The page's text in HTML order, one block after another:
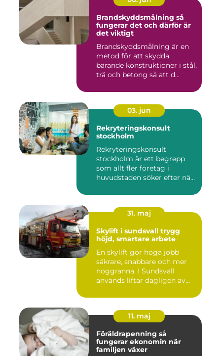
Brandskyddsmålning så
fungerar det och därför är
det viktigt
Brandskyddsmålning är en
metod för att skydda
bärande konstruktioner i stål,
trä och betong så att d...
03. jun
Rekryteringskonsult
stockholm
Rekryteringskonsult
stockholm är ett begrepp
som allt fler företag i
huvudstaden söker efter när
31. maj
Skylift i sundsvall trygg
höjd, smartare arbete
En skylift gör höga jobb
säkrare, snabbare och mer
noggranna. I Sundsvall
används liftar dagligen av...
11. maj
Föräldrapenning så
fungerar ekonomin när
familjen växer